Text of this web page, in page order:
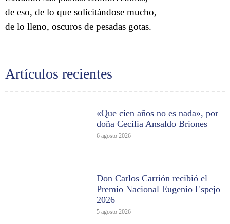
Artículos recientes
«Que cien años no es nada», por
doña Cecilia Ansaldo Briones
6 agosto 2026
Don Carlos Carrión recibió el
Premio Nacional Eugenio Espejo
2026
5 agosto 2026
de eso, de lo que solicitándose mucho,
de lo lleno, oscuros de pesadas gotas.